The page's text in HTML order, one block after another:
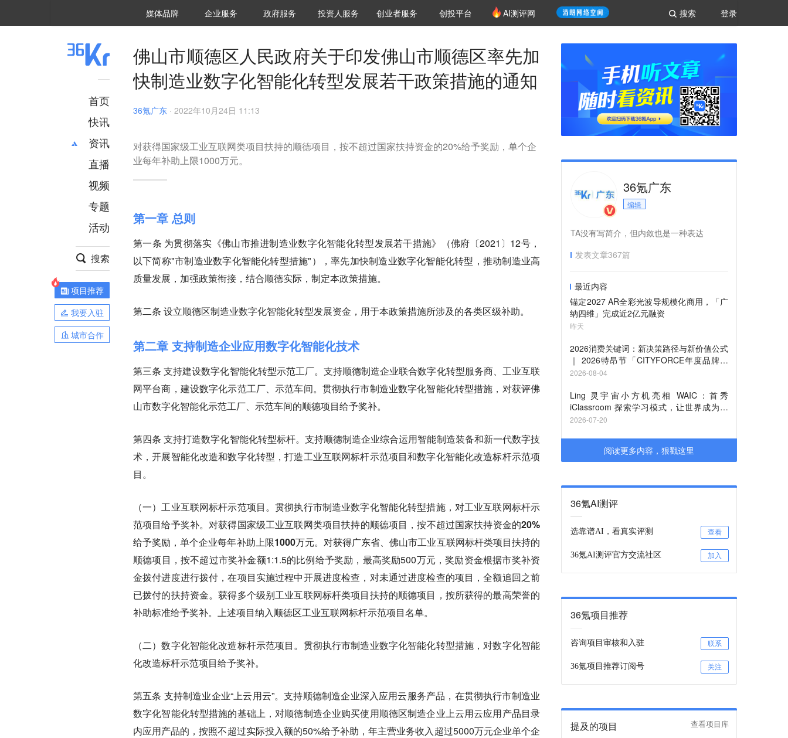
登录
搜索
媒体品牌 36Kr研究院
企业服务 城市之窗
政府服务 VClub投资机构库
投资机构职位推介
投资人服务 创投氪堂
创业者服务 创投平台 AI测评网
首页
快讯
资讯
推荐
财经
项目推荐
安徽
直播
视频
专题
活动
搜索
项目推荐
我要入驻
城市合作
佛山市顺德区人民政府关于印发佛山市顺德区率先加
快制造业数字化智能化转型发展若干政策措施的通知
36氪广东 · 2022年10月24日 11:13
对获得国家级工业互联网类项目扶持的顺德项目，按不超过国家扶持资金的20%给予奖励，单个企
业每年补助上限1000万元。
第一章 总则
第一条 为贯彻落实《佛山市推进制造业数字化智能化转型发展若干措施》（佛府〔2021〕12号，
以下简称"市制造业数字化智能化转型措施"），率先加快制造业数字化智能化转型，推动制造业高
质量发展，加强政策衔接，结合顺德实际，制定本政策措施。
第二条 设立顺德区制造业数字化智能化转型发展资金，用于本政策措施所涉及的各类区级补助。
第二章 支持制造企业应用数字化智能化技术
第三条支持建设数字化智能化转型示范工厂。支持顺德制造企业联合数字化转型服务商、工业互联
网平台商，建设数字化示范工厂、示范车间。贯彻执行市制造业数字化智能化转型措施，对获评佛
山市数字化智能化示范工厂、示范车间的顺德项目给予奖补。
第四条支持打造数字化智能化转型标杆。支持顺德制造企业综合运用智能制造装备和新一代数字技
术，开展智能化改造和数字化转型，打造工业互联网标杆示范项目和数字化智能化改造标杆示范项
目。
（一）工业互联网标杆示范项目。贯彻执行市制造业数字化智能化转型措施， 对工业互联网标杆示
范项目给予奖补。对获得国家级工业互联网类项目扶持的顺德项目，按不超过国家扶持资金的20%
给予奖励，单个企业每年补助上限1000万元。 对获得广东省、佛山市工业互联网标杆类项目扶持的
顺德项目，按不超过市奖补金额1:1.5的比例给予奖励，最高奖励500万元，奖励资金根据市奖补资
金拨付进度进行拨付，在项目实施过程中开展进度检查，对未通过进度检查的项目，全额追回之前
已拨付的扶持资金。获得多个级别工业互联网标杆类项目扶持的顺德项目，按所获得的最高荣誉的
补助标准给予奖补。上述项目纳入顺德区工业互联网标杆示范项目名单。
（二）数字化智能化改造标杆示范项目。贯彻执行市制造业数字化智能化转型措施，对数字化智能
化改造标杆示范项目给予奖补。
第五条 支持制造业企业“上云用云”。支持顺德制造企业深入应用云服务产品，在贯彻执行市制造业
数字化智能化转型措施的基础上，对顺德制造企业购买使用顺德区制造企业上云用云应用产品目录
内应用产品的，按照不超过实际投入额的50%给予补助，年主营业务收入超过5000万元企业单个企
36氪广东
编辑
TA没有写简介，但内敛也是一种表达
发表文章367篇
最近内容
锚定2027 AR全彩光波导规模化商用，「广
纳四维」完成近2亿元融资
昨天
2026消费关键词：新决策路径与新价值公式
｜ 2026特昂节「CITYFORCE年度品牌」
征集启动
2026-08-04
Ling 灵宇宙小方机亮相 WAIC：首秀
iClassroom 探索学习模式，让世界成为课
堂
2026-07-20
阅读更多内容，狠戳这里
36氪AI测评
选靠谱AI，看真实评测 查看
36氪AI测评官方交流社区 加入
36氪项目推荐
咨询项目审核和入驻 联系
36氪项目推荐订阅号 关注
提及的项目 查看项目库